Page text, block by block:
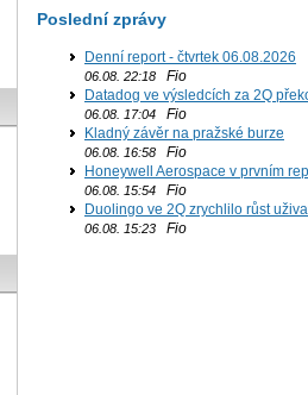
Poslední zprávy
Denní report - čtvrtek 06.08.2026
06.08. 22:18 Fio
Datadog ve výsledcích za 2Q
06.08. 17:04 Fio
Kladný závěr na pražské burze
06.08. 16:58 Fio
Honeywell Aerospace v prvním
06.08. 15:54 Fio
Duolingo ve 2Q zrychlilo růst
06.08. 15:23 Fio